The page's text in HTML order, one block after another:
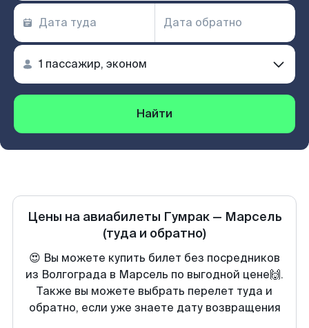
Найти
Цены на авиабилеты Гумрак— Марсель
(туда и обратно)
😍 Вы можете купить билет без посредников
из Волгограда в Марсель по выгодной цене🙌.
Также вы можете выбрать перелет туда и
обратно, если уже знаете дату возвращения